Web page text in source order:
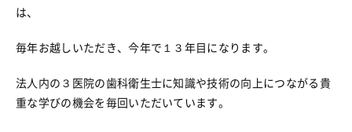
は、
毎年お越しいただき、今年で１３年目になります。
法人内の３医院の歯科衛生士に知識や技術の向上につながる貴
重な学びの機会を毎回いただいています。